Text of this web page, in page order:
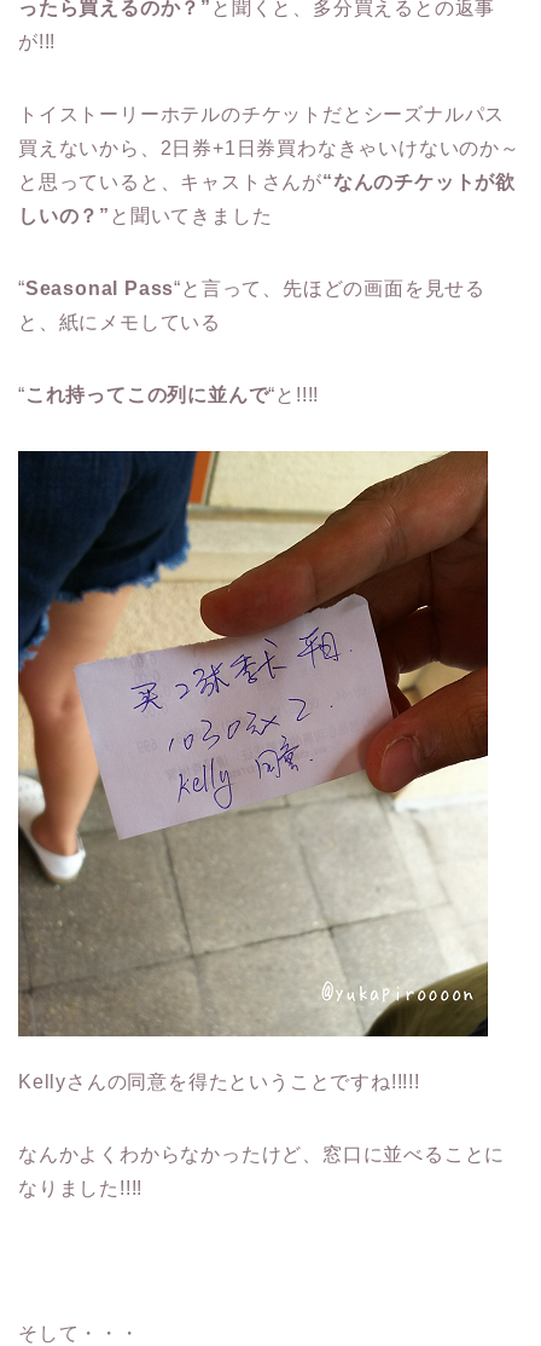
ったら買えるのか？” と聞くと、多分買えるとの返事
が!!!
トイストーリーホテルのチケットだとシーズナルパス
買えないから、2日券+1日券買わなきゃいけないのか～
と思っていると、キャストさんが“なんのチケットが欲
しいの？” と聞いてきました
“Seasonal Pass“と言って、先ほどの画面を見せる
と、紙にメモしている
“これ持ってこの列に並んで“と!!!!
Kellyさんの同意を得たということですね!!!!!
なんかよくわからなかったけど、窓口に並べることに
なりました!!!!
そして・・・